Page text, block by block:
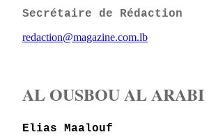
Secrétaire de Rédaction
redaction@magazine.com.lb
AL OUSBOU AL ARABI
Elias Maalouf